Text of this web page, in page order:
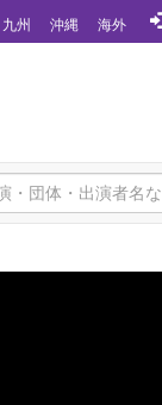
九州 沖縄 海外